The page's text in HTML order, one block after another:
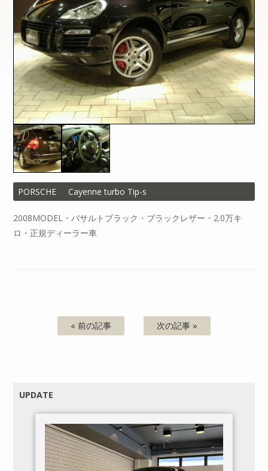
PORSCHE Cayenne turbo Tip-s
2008MODEL・バサルトブラック・ブラックレザー・2.0万キ
ロ・正規ディーラー車
« 前の記事 次の記事 »
UPDATE